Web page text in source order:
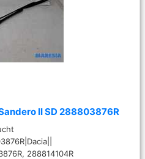
II SD 288803876R
288814104R